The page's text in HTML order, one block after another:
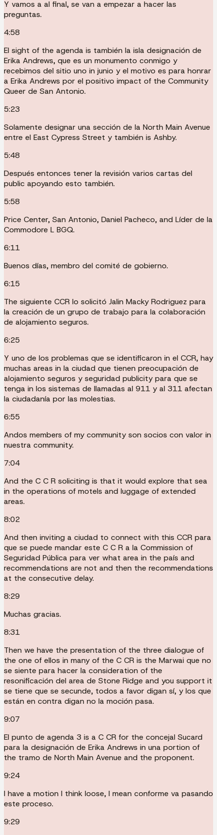
Y vamos a al final, se van a empezar a hacer las
preguntas.
4:58
El sight of the agenda is también la isla designación de
Erika Andrews, que es un monumento conmigo y
recebimos del sitio uno in junio y el motivo es para honrar
a Erika Andrews por el positivo impact of the Community
Queer de San Antonio.
5:23
Solamente designar una sección de la North Main Avenue
entre el East Cypress Street y también is Ashby.
5:48
Después entonces tener la revisión varios cartas del
public apoyando esto también.
5:58
Price Center, San Antonio, Daniel Pacheco, and Líder de la
Commodore L BGQ.
6:11
Buenos días, membro del comité de gobierno.
6:15
The siguiente CCR lo solicitó Jalin Macky Rodriguez para
la creación de un grupo de trabajo para la colaboración
de alojamiento seguros.
6:25
Y uno de los problemas que se identificaron in el CCR, hay
muchas areas in la ciudad que tienen preocupación de
alojamiento seguros y seguridad publicity para que se
tenga in los sistemas de llamadas al 911 y al 311 afectan
la ciudadanía por las molestias.
6:55
Andos members of my community son socios con valor in
nuestra community.
7:04
And the C C R soliciting is that it would explore that sea
in the operations of motels and luggage of extended
areas.
8:02
And then inviting a ciudad to connect with this CCR para
que se puede mandar este C C R a la Commission of
Seguridad Pública para ver what area in the país and
recommendations are not and then the recommendations
at the consecutive delay.
8:29
Muchas gracias.
8:31
Then we have the presentation of the three dialogue of
the one of ellos in many of the C CR is the Marwai que no
se siente para hacer la consideration of the
resonificación del area de Stone Ridge and you support it
se tiene que se secunde, todos a favor digan sí, y los que
están en contra digan no la moción pasa.
9:07
El punto de agenda 3 is a C CR for the concejal Sucard
para la designación de Erika Andrews in una portion of
the tramo de North Main Avenue and the proponent.
9:24
I have a motion I think loose, I mean conforme va pasando
este proceso.
9:29